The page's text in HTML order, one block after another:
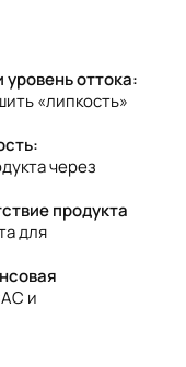
оттока:
«липкость»
через
продукта
для
и